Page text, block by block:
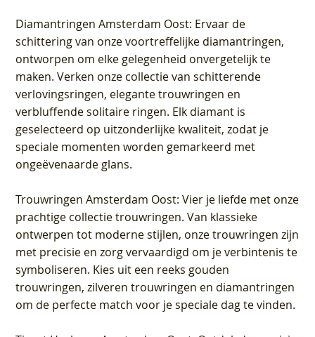
Diamantringen Amsterdam Oost: Ervaar de
schittering van onze voortreffelijke diamantringen,
ontworpen om elke gelegenheid onvergetelijk te
maken. Verken onze collectie van schitterende
verlovingsringen, elegante trouwringen en
verbluffende solitaire ringen. Elk diamant is
geselecteerd op uitzonderlijke kwaliteit, zodat je
speciale momenten worden gemarkeerd met
ongeëvenaarde glans.
Trouwringen Amsterdam Oost: Vier je liefde met onze
prachtige collectie trouwringen. Van klassieke
ontwerpen tot moderne stijlen, onze trouwringen zijn
met precisie en zorg vervaardigd om je verbintenis te
symboliseren. Kies uit een reeks gouden
trouwringen, zilveren trouwringen en diamantringen
om de perfecte match voor je speciale dag te vinden.